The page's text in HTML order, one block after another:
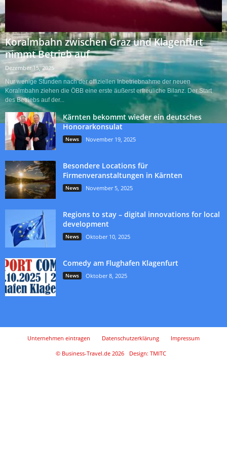
Koralmbahn zwischen Graz und Klagenfurt
nimmt Betrieb auf
Dezember 15, 2025
Nur wenige Stunden nach der offiziellen Inbetriebnahme der neuen
Koralmbahn ziehen die ÖBB eine erste äußerst erfreuliche Bilanz. Der Start
des Betriebs auf der...
Kärnten bekommt wieder ein deutsches
Honorarkonsulat
News November 19, 2025
Besondere Locations für
Firmenveranstaltungen in Kärnten
News November 5, 2025
Regions to stay – digital innovations for local
development
News Oktober 10, 2025
Comedy am Flughafen Klagenfurt
News Oktober 8, 2025
Unternehmen eintragen Datenschutzerklärung
Impressum
© Business-Travel.de 2026
Design: TMITC